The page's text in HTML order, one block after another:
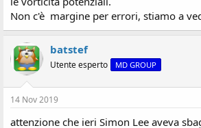
Non c'è margine per errori, stiamo a
batstef
Utente esperto MD GROUP
14 Nov 2019
attenzione che ieri Simon Lee aveva